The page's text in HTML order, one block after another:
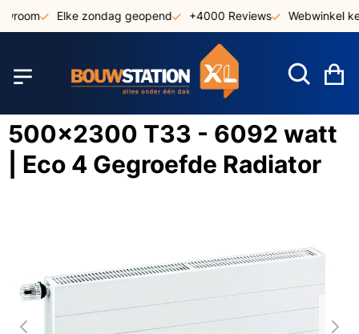
naar
Elke zondag geopend +4000 Reviews Webwinkel
500x2300 T33 - 6092 watt
| Eco 4 Gegroefde Radiator